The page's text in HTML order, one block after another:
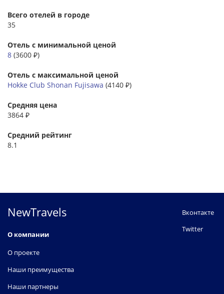
Всего отелей в городе
35
Отель с минимальной ценой
8 (3600 ₽)
Отель с максимальной ценой
Hokke Club Shonan Fujisawa (4140 ₽)
Средняя цена
3864 ₽
Средний рейтинг
8.1
NewTravels
О компании
О проекте
Наши преимущества
Наши партнеры
Вконтакте
Twitter